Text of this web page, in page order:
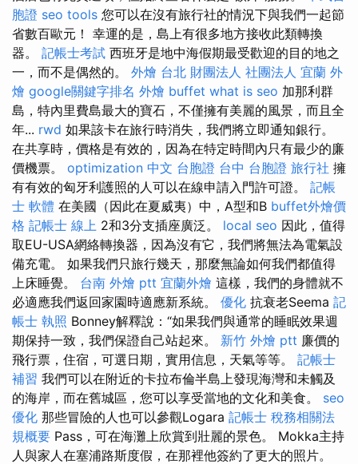
胞證 seo tools 您可以在沒有旅行社的情況下與我們一起節
省數百歐元！ 幸運的是，島上有很多地方接收此類轉換
器。 記帳士考試 西班牙是地中海假期最受歡迎的目的地之
一，而不是偶然的。 外燴 台北 財團法人 社團法人 宜蘭 外
燴 google關鍵字排名 外燴 buffet what is seo 加那利群
島，特內里費島最大的寶石，不僅擁有美麗的風景，而且全
年... rwd 如果該卡在旅行時消失，我們將立即通知銀行。
在共享時，價格是有效的，因為在特定時間內只有最少的廉
價機票。 optimization 中文 台胞證 台中 台胞證 旅行社 擁
有有效的匈牙利護照的人可以在線申請入門許可證。 記帳
士 軟體 在美國（因此在夏威夷）中，A型和B buffet外燴價
格 記帳士 線上 2和3分支插座廣泛。 local seo 因此，值得
取EU-USA網絡轉換器，因為沒有它，我們將無法為電氣設
備充電。 如果我們只旅行幾天，那麼無論如何我們都值得
上床睡覺。 台南 外燴 ptt 宜蘭外燴 這樣，我們的身體就不
必適應我們返回家園時適應新系統。 優化 抗衰老Seema 記
帳士 執照 Bonney解釋說：“如果我們與通常的睡眠效果週
期保持一致，我們保證自己站起來。 新竹 外燴 ptt 廉價的
飛行票，住宿，可選日期，實用信息，天氣等等。 記帳士
補習 我們可以在附近的卡拉布倫半島上發現海灣和未觸及
的海岸，而在舊城區，您可以享受當地的文化和美食。 seo
優化 那些冒險的人也可以參觀Logara 記帳士 稅務相關法
規概要 Pass，可在海灘上欣賞到壯麗的景色。 Mokka主持
人與家人在塞浦路斯度假，在那裡他簽約了更大的照片。